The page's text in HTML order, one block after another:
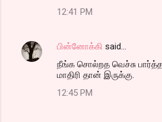
12:41 PM
பின்னோக்கி said…
நீங்க சொல்றத வெச்சு பார்த்த
மாதிரி தான் இருக்கு.
12:45 PM